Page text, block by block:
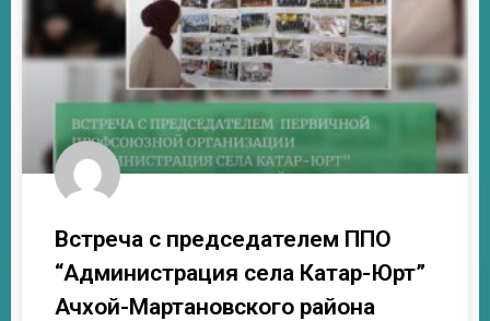
Встреча с председателем ППО
“Администрация села Катар-Юрт”
Ачхой-Мартановского района